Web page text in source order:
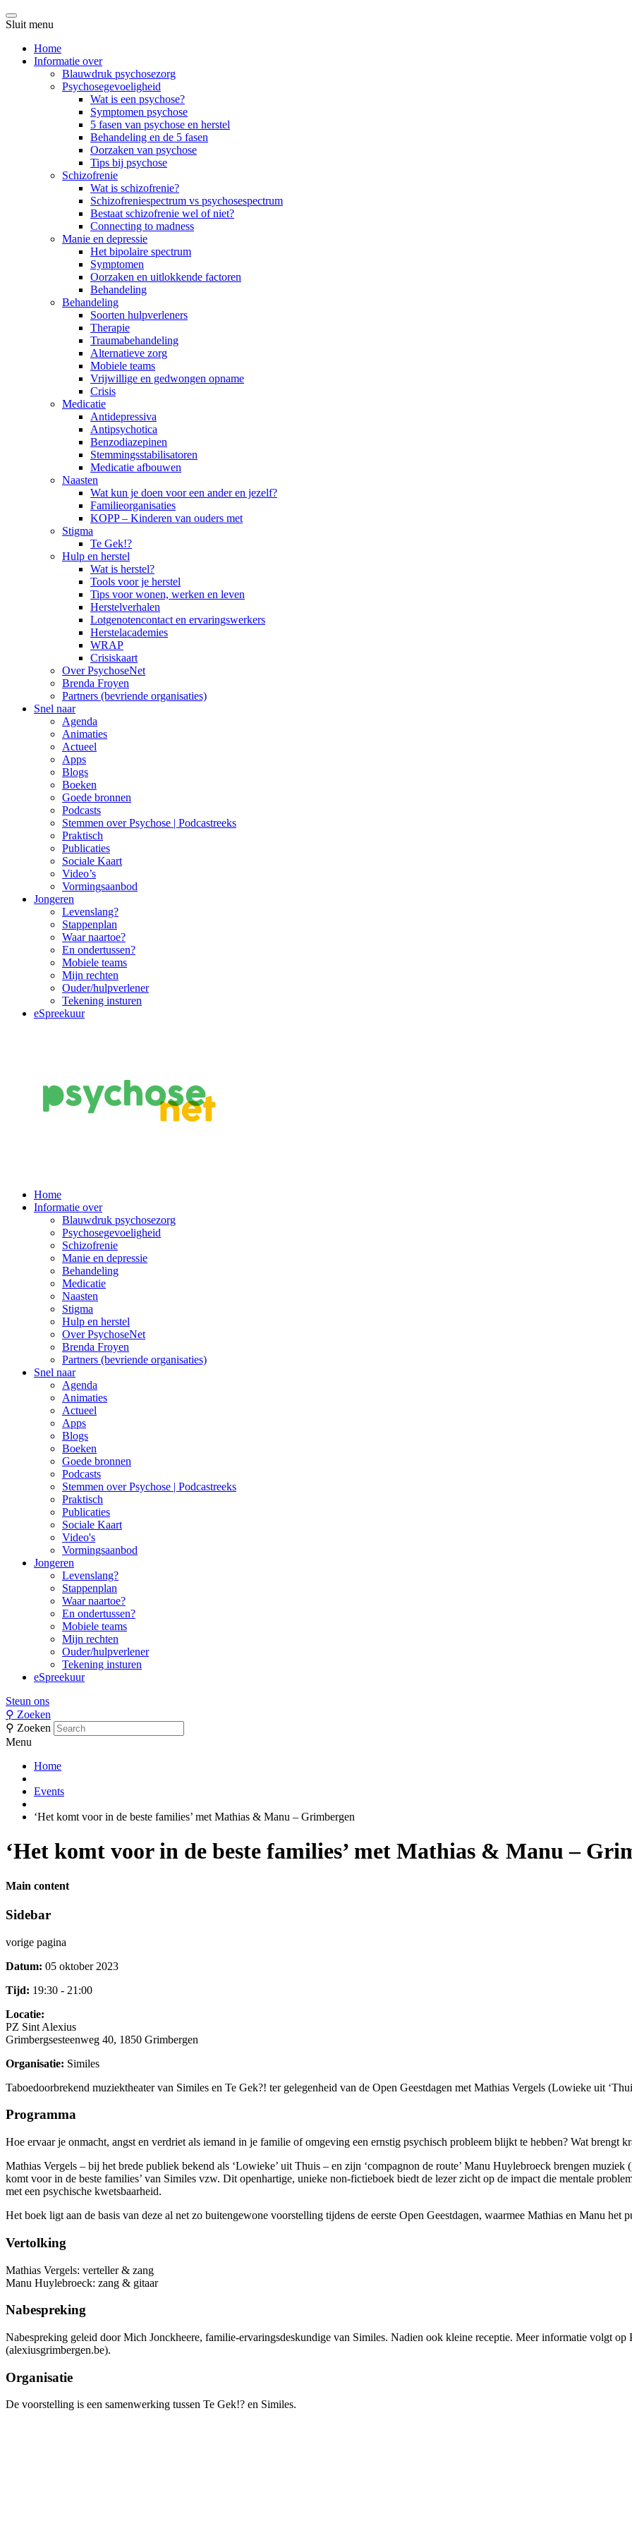
Sluit menu
Home
Informatie over
Blauwdruk psychosezorg
Psychosegevoeligheid
Wat is een psychose?
Symptomen psychose
5 fasen van psychose en herstel
Behandeling en de 5 fasen
Oorzaken van psychose
Tips bij psychose
Schizofrenie
Wat is schizofrenie?
Schizofreniespectrum vs psychosespectrum
Bestaat schizofrenie wel of niet?
Connecting to madness
Manie en depressie
Het bipolaire spectrum
Symptomen
Oorzaken en uitlokkende factoren
Behandeling
Behandeling
Soorten hulpverleners
Therapie
Traumabehandeling
Alternatieve zorg
Mobiele teams
Vrijwillige en gedwongen opname
Crisis
Medicatie
Antidepressiva
Antipsychotica
Benzodiazepinen
Stemmingsstabilisatoren
Medicatie afbouwen
Naasten
Wat kun je doen voor een ander en jezelf?
Familieorganisaties
KOPP – Kinderen van ouders met
Stigma
Te Gek!?
Hulp en herstel
Wat is herstel?
Tools voor je herstel
Tips voor wonen, werken en leven
Herstelverhalen
Lotgenotencontact en ervaringswerkers
Herstelacademies
WRAP
Crisiskaart
Over PsychoseNet
Brenda Froyen
Partners (bevriende organisaties)
Snel naar
Agenda
Animaties
Actueel
Apps
Blogs
Boeken
Goede bronnen
Podcasts
Stemmen over Psychose | Podcastreeks
Praktisch
Publicaties
Sociale Kaart
Video’s
Vormingsaanbod
Jongeren
Levenslang?
Stappenplan
Waar naartoe?
En ondertussen?
Mobiele teams
Mijn rechten
Ouder/hulpverlener
Tekening insturen
eSpreekuur
Main
Navigation
Home
Informatie over
Blauwdruk psychosezorg
Psychosegevoeligheid
Schizofrenie
Manie en depressie
Behandeling
Medicatie
Naasten
Stigma
Hulp en herstel
Over PsychoseNet
Brenda Froyen
Partners (bevriende organisaties)
Snel naar
Agenda
Animaties
Actueel
Apps
Blogs
Boeken
Goede bronnen
Podcasts
Stemmen over Psychose | Podcastreeks
Praktisch
Publicaties
Sociale Kaart
Video's
Vormingsaanbod
Jongeren
Levenslang?
Stappenplan
Waar naartoe?
En ondertussen?
Mobiele teams
Mijn rechten
Ouder/hulpverlener
Tekening insturen
eSpreekuur
Steun ons
⚲ Zoeken
⚲ Zoeken
Menu
Home
Events
‘Het komt voor in de beste families’ met Mathias & Manu – Grimbergen
‘Het komt voor in de beste families’ met Mathias & Manu –
Main content
Sidebar
vorige pagina
Datum: 05 oktober 2023
Tijd: 19:30 - 21:00
Locatie:
PZ Sint Alexius
Grimbergsesteenweg 40, 1850 Grimbergen
Organisatie: Similes
Taboedoorbrekend muziektheater van Similes en Te Gek?! ter gelegenheid van de Open Geestdagen met Mathias Vergels (Lowieke uit
Programma
Hoe ervaar je onmacht, angst en verdriet als iemand in je familie of omgeving een ernstig psychisch probleem blijkt te hebben? Wat brengt
Mathias Vergels – bij het brede publiek bekend als ‘Lowieke’ uit Thuis – en zijn ‘compagnon de route’ Manu Huylebroeck brengen
komt voor in de beste families’ van Similes vzw. Dit openhartige, unieke non-fictieboek biedt de lezer zicht op de impact die mentale
met een psychische kwetsbaarheid.
Het boek ligt aan de basis van deze al net zo buitengewone voorstelling tijdens de eerste Open Geestdagen, waarmee Mathias en Manu het
Vertolking
Mathias Vergels: verteller & zang
Manu Huylebroeck: zang & gitaar
Nabespreking
Nabespreking geleid door Mich Jonckheere, familie-ervaringsdeskundige van Similes. Nadien ook kleine receptie. Meer informatie volgt
(alexiusgrimbergen.be).
Organisatie
De voorstelling is een samenwerking tussen Te Gek!? en Similes.